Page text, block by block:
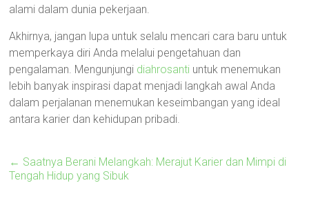
alami dalam dunia pekerjaan.
Akhirnya, jangan lupa untuk selalu mencari cara baru untuk
memperkaya diri Anda melalui pengetahuan dan
pengalaman. Mengunjungi diahrosanti untuk menemukan
lebih banyak inspirasi dapat menjadi langkah awal Anda
dalam perjalanan menemukan keseimbangan yang ideal
antara karier dan kehidupan pribadi.
← Saatnya Berani Melangkah: Merajut Karier dan Mimpi di
Tengah Hidup yang Sibuk